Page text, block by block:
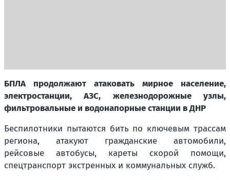
БПЛА продолжают атаковать мирное население,
электростанции, АЗС, железнодорожные узлы,
фильтровальные и водонапорные станции в ДНР
Беспилотники пытаются бить по ключевым трассам
региона, атакуют гражданские автомобили,
рейсовые автобусы, кареты скорой помощи,
спецтранспорт экстренных и коммунальных служб.